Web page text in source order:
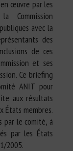
œuvre par les
Commission
avec la
des
de ces
et ses
Ce briefing
ANIT pour
aux résultats
États membres.
par le comité, à
par les États
2005.